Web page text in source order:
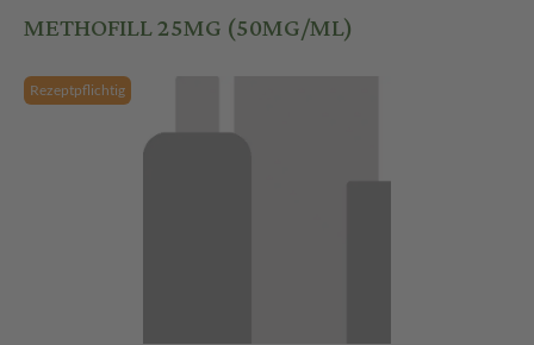
METHOFILL 25MG (50MG/ML)
Rezeptpflichtig